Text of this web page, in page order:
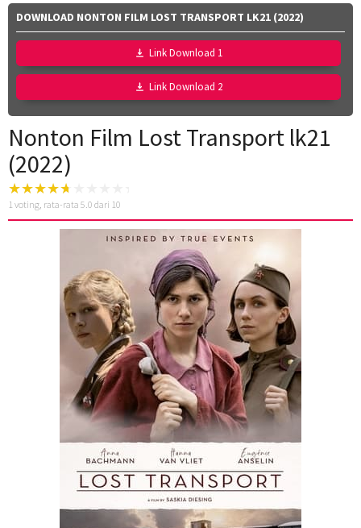
DOWNLOAD NONTON FILM LOST TRANSPORT LK21 (2022)
Link Download 1
Link Download 2
Nonton Film Lost Transport lk21
(2022)
1 voting, rata-rata 5.0 dari 10